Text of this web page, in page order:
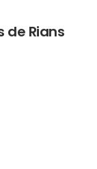
de Rians